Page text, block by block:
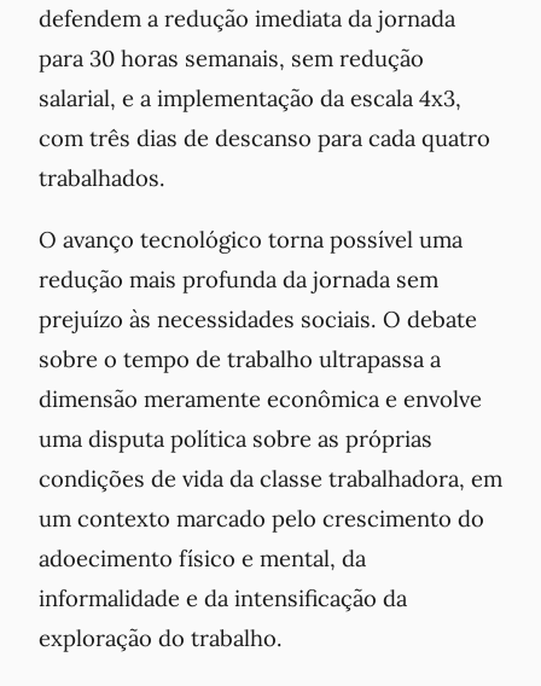
defendem a redução imediata da jornada
para 30 horas semanais, sem redução
salarial, e a implementação da escala 4x3,
com três dias de descanso para cada quatro
trabalhados.
O avanço tecnológico torna possível uma
redução mais profunda da jornada sem
prejuízo às necessidades sociais. O debate
sobre o tempo de trabalho ultrapassa a
dimensão meramente econômica e envolve
uma disputa política sobre as próprias
condições de vida da classe trabalhadora, em
um contexto marcado pelo crescimento do
adoecimento físico e mental, da
informalidade e da intensificação da
exploração do trabalho.